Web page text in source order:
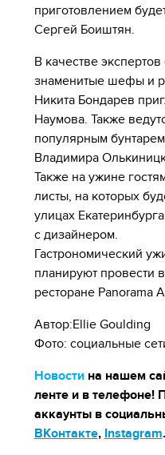
приготовлением
Сергей Боиштян.
В качестве
знаменитые шефы и
Никита Бондарев
Наумова. Также
популярным
Владимира
Также на ужине
листы, на которых
улицах
с дизайнером.
Гастрономический
планируют провести
ресторане Panorama
Автор:Ellie Goulding
Фото: социальные
Новостина нашем
ленте и в телефоне!
аккаунты в
ВКонтакте, Instagram.